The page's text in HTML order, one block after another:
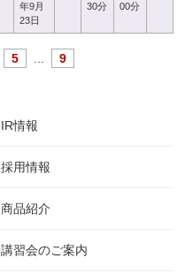
年9月
23日
30分
00分
5 9
IR情報
採用情報
商品紹介
講習会のご案内